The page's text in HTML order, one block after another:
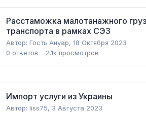
Расстаможка малотанажного
транспорта в рамках СЭЗ
Автор: Гость Ануар, 18 Октября 2023
0 ответов 2.1k просмотров
Импорт услуги из Украины
Автор: liss75, 3 Августа 2023